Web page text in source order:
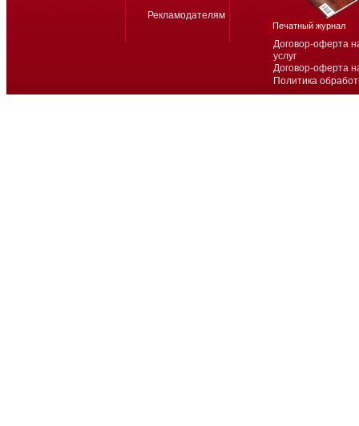
Договор-оферта
услуг
Договор-оферта
Политика
Рекламодателям
Печатный журнал